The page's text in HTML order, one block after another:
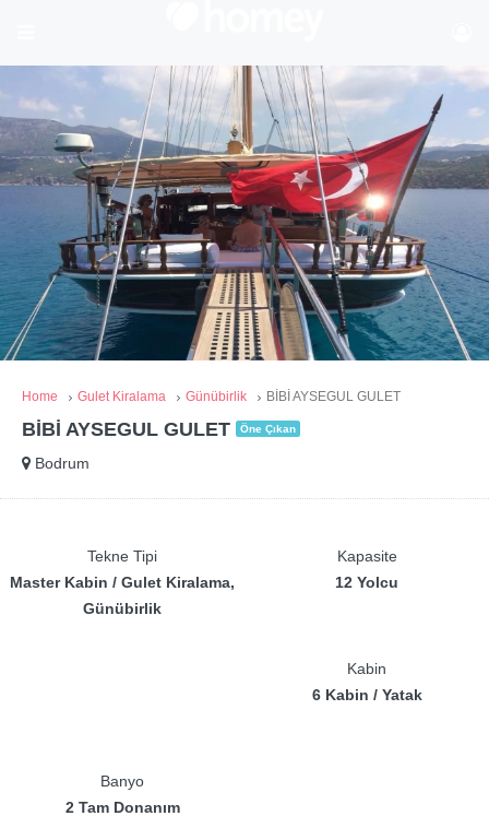
Home Gulet Kiralama Günübirlik BİBİ AYSEGUL GULET
BİBİ AYSEGUL GULET Öne Çıkan
Bodrum
Tekne Tipi
Master Kabin / Gulet Kiralama,
Günübirlik
Kapasite
12 Yolcu
Kabin
6 Kabin / Yatak
Banyo
2 Tam Donanım